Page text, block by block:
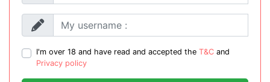
I'm over 18 and have read and accepted the T&C and
Privacy policy